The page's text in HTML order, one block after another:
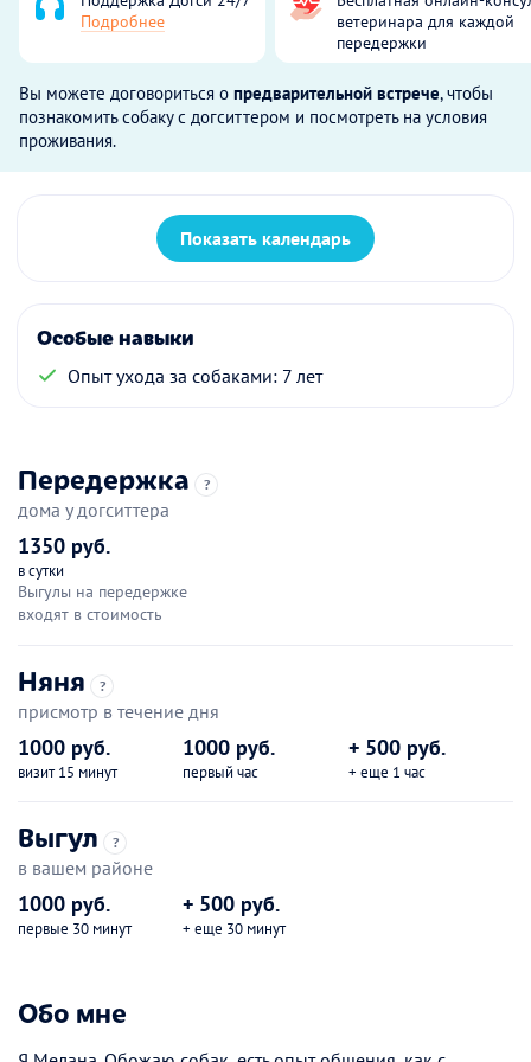
Подробнее
ветеринара для каждой
передержки
Вы можете договориться о предварительной встрече, чтобы
познакомить собаку с догситтером и посмотреть на условия
проживания.
Показать календарь
Особые навыки
Опыт ухода за собаками: 7 лет
Передержка ?
дома у догситтера
1350 руб.
в сутки
Выгулы на передержке
входят в стоимость
Няня ?
присмотр в течение дня
1000 руб.
визит 15 минут
1000 руб.
первый час
+ 500 руб.
+ еще 1 час
Выгул ?
в вашем районе
1000 руб.
первые 30 минут
+ 500 руб.
+ еще 30 минут
Обо мне